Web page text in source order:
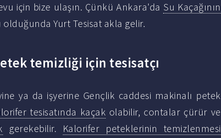
için bize ulaşın. Çünkü Ankara'da Su Kaçağının
Yurt Tesisat akla gelir.
temizliği için tesisatçı
ya da işyerine Gençlik caddesi makinalı petek
tesisatında kaçak olabilir, contalar çürür ve
gerekebilir. Kalorifer peteklerinin temizlenmesi